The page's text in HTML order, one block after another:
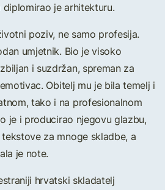
diplomirao je arhitekturu.
poziv, ne samo profesija.
umjetnik. Bio je visoko
i suzdržan, spreman za
Obitelj mu je bila temelj i
tako i na profesionalnom
je i producirao njegovu glazbu,
za mnoge skladbe, a
je note.
hrvatski skladatelj